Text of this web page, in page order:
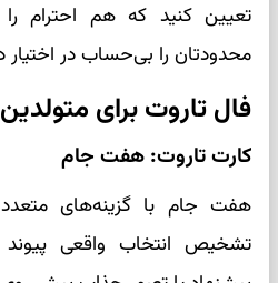
تعیین کنید که هم احترام
محدودتان را بی‌حساب در اختیار
فال تاروت برای
کارت تاروت: هفت جام
هفت جام با گزینه‌های
تشخیص انتخاب واقعی